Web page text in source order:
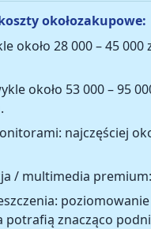
okołozakupowe:
około 28 000 – 45 000
około 53 000 – 95
: najczęściej
/ multimedia premium
:
potrafią znacząco